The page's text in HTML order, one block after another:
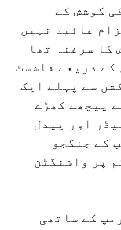
کوشش کے
عائید نہیں
کا سرغنہ تھا
کے ذریعے فاشسٹ
سے پہلے ایک
پیچھے کھڑے
اور پیدل
کے جنگجو
کے حکم پر واشنگٹن
کے ساتھی